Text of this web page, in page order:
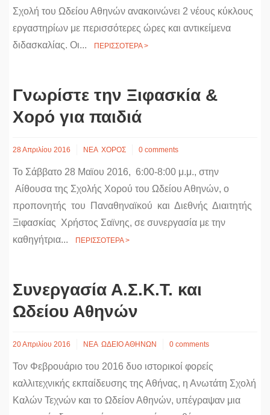
Σχολή του Ωδείου Αθηνών ανακοινώνει 2 νέους κύκλους
εργαστηρίων με περισσότερες ώρες και αντικείμενα
διδασκαλίας. Οι...
ΠΕΡΙΣΣΟΤΕΡΑ >
Γνωρίστε την Ξιφασκία &
Χορό για παιδιά
28 Απριλίου 2016 ΝΕΑ ΧΟΡΟΣ 0 comments
Το Σάββατο 28 Μαϊου 2016, 6:00-8:00 μ.μ., στην
Αίθουσα της Σχολής Χορού του Ωδείου Αθηνών, ο
προπονητής του Παναθηναϊκού και Διεθνής Διαιτητής
Ξιφασκίας Χρήστος Σαϊνης, σε συνεργασία με την
καθηγήτρια...
ΠΕΡΙΣΣΟΤΕΡΑ >
Συνεργασία Α.Σ.Κ.Τ. και
Ωδείου Αθηνών
20 Απριλίου 2016 ΝΕΑ ΩΔΕΙΟ ΑΘΗΝΩΝ 0 comments
Τον Φεβρουάριο του 2016 δυο ιστορικοί φορείς
καλλιτεχνικής εκπαίδευσης της Αθήνας, η Ανωτάτη Σχολή
Καλών Τεχνών και το Ωδείον Αθηνών, υπέγραψαν μια